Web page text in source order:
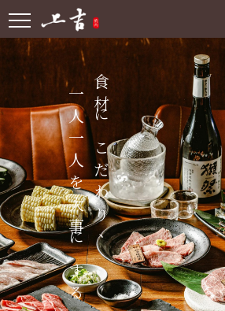
食材にこだわり、
一人一人を大事にする